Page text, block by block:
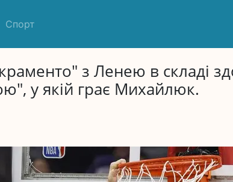
Спорт
з Ленею в складі
у якій грає Михайлюк.